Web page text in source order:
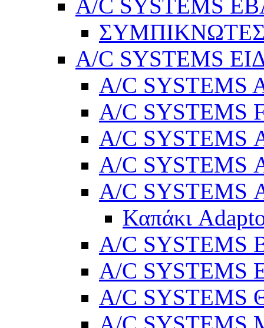
A/C SYSTEMS
A/C SYSTEMS
A/C SYSTEMS
A/C SYSTEMS
A/C SYSTEMS
A/C SYSTEMS
A/C SYSTEMS
Καπάκι
A/C SYSTEMS
A/C SYSTEMS
A/C SYSTEMS